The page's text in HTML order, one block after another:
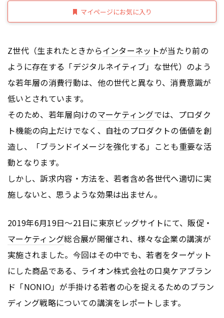
マイページにお気に入り
Z世代（生まれたときからインターネットが当たり前の
ように存在する「デジタルネイティブ」な世代）のよう
な若年層の消費行動は、他の世代と異なり、消費意識が
低いとされています。
そのため、若年層向けのマーケティングでは、プロダク
ト機能の向上だけでなく、自社のプロダクトの価値を創
造し、「ブランドイメージを強化する」ことも重要な活
動となります。
しかし、訴求内容・方法を、若者含め各世代へ適切に実
施しないと、思うような効果は出ません。
2019年6月19日〜21日に東京ビッグサイトにて、販促・
マーケティング総合展が開催され、様々な企業の講演が
実施されました。今回はその中でも、若者をターゲット
にした商品である、ライオン株式会社の口臭ケアブラン
ド「NONIO」が手掛ける若者の心を捉えるためのブラン
ディング戦略についての講演をレポートします。